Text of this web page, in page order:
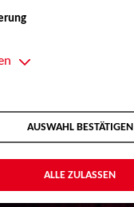
AUSWAHL BESTÄTIGEN
ALLE ZULASSEN